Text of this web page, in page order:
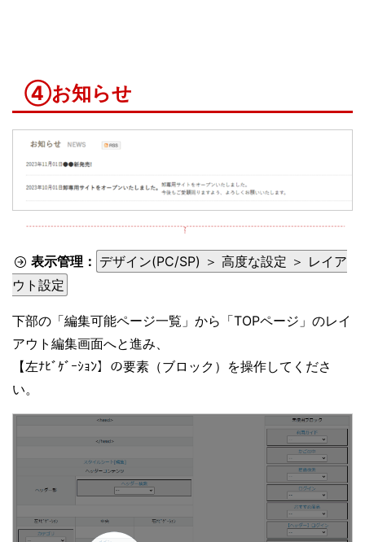
④お知らせ
表示管理： デザイン(PC/SP) ＞ 高度な設定 ＞ レイア
ウト設定
下部の「編集可能ページ一覧」から「TOPページ」のレイ
アウト編集画面へと進み、
【左ﾅﾋﾞｹﾞｰｼｮﾝ】の要素（ブロック）を操作してくださ
い。